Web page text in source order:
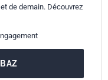
de demain. Découvrez